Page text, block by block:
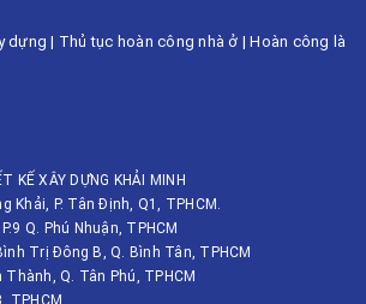
dựng | Thủ tục hoàn công nhà ở |Hoàn công là
KẾ XÂY DỰNG KHẢI MINH
Khải, P. Tân Định, Q1, TPHCM.
Q. Phú Nhuận, TPHCM
Trị Đông B, Q. Bình Tân, TPHCM
Thành, Q. Tân Phú, TPHCM
TPHCM.